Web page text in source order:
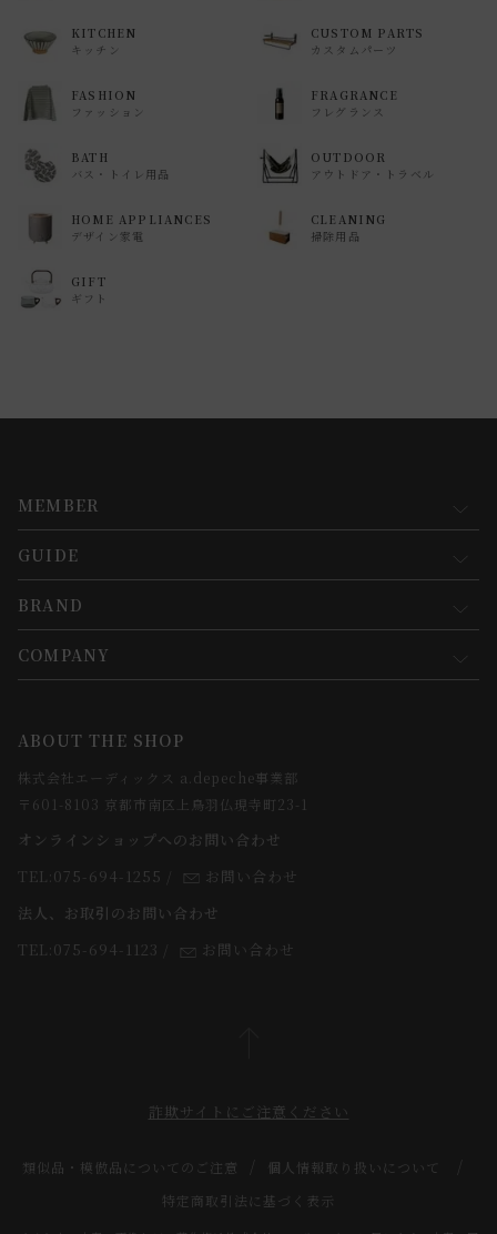
KITCHEN
キッチン
CUSTOM PARTS
カスタムパーツ
FASHION
ファッション
FRAGRANCE
フレグランス
BATH
バス・トイレ用品
OUTDOOR
アウトドア・トラベル
HOME APPLIANCES
デザイン家電
CLEANING
掃除用品
GIFT
ギフト
MEMBER
マイページ
新規会員登録
会員規約について
GUIDE
お買い物ガイド
会員登録について
お支払方法について
お届けについて
よくあるご質問
BRAND
コンセプト
webカタログ
COMPANY
求人情報
法人のお客様
スタッフ
ABOUT THE SHOP
株式会社エーディックス a.depeche事業部
〒601-8103 京都市南区上鳥羽仏現寺町23-1
オンラインショップへのお問い合わせ
TEL:075-694-1255
お問い合わせ
法人、お取引のお問い合わせ
TEL:075-694-1123
お問い合わせ
詐欺サイトにご注意ください
類似品・模倣品についてのご注意
個人情報取り扱いについて
特定商取引法に基づく表示